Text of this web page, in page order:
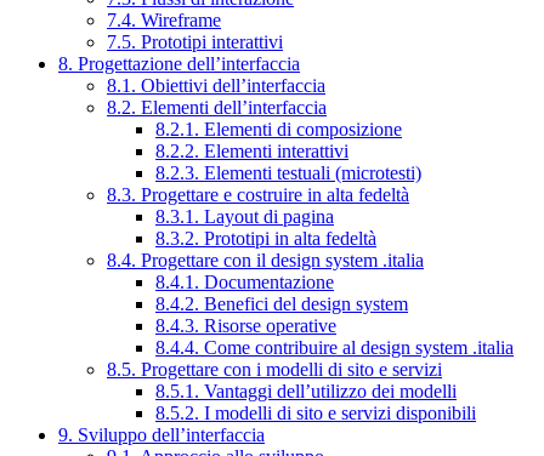
7.4. Wireframe
7.5. Prototipi interattivi
8. Progettazione dell’interfaccia
8.1. Obiettivi dell’interfaccia
8.2. Elementi dell’interfaccia
8.2.1. Elementi di composizione
8.2.2. Elementi interattivi
8.2.3. Elementi testuali (microtesti)
8.3. Progettare e costruire in alta fedeltà
8.3.1. Layout di pagina
8.3.2. Prototipi in alta fedeltà
8.4. Progettare con il design system .italia
8.4.1. Documentazione
8.4.2. Benefici del design system
8.4.3. Risorse operative
8.4.4. Come contribuire al design system .italia
8.5. Progettare con i modelli di sito e servizi
8.5.1. Vantaggi dell’utilizzo dei modelli
8.5.2. I modelli di sito e servizi disponibili
9. Sviluppo dell’interfaccia